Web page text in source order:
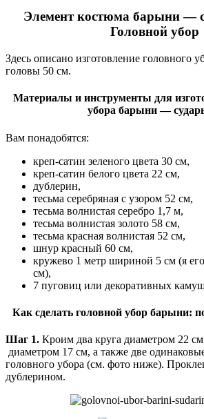
Элемент костюма барыни —
Головной убор
Здесь описано изготовление головного
головы 50 см.
Материалы и инструменты для
убора барыни —
Вам понадобятся:
креп-сатин зеленого цвета 30 см,
креп-сатин белого цвета 22 см,
дублерин,
тесьма серебряная с узором 52 см,
тесьма волнистая серебро 1,7 м,
тесьма волнистая золото 58 см,
тесьма красная волнистая 52 см,
шнур красный 60 см,
кружево 1 метр шириной 5 см (я его
см),
7 пуговиц или декоративных
Как сделать головной убор барыни:
Шаг 1. Кроим два круга диаметром 22 см
диаметром 17 см, а также две
головного убора (см. фото ниже).
дублерином.